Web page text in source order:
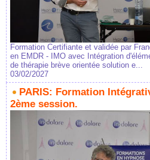
Formation Certifiante et validée par
en EMDR - IMO avec Intégration
de thérapie brève orientée solution e...
03/02/2027
PARIS: Formation
2ème session.